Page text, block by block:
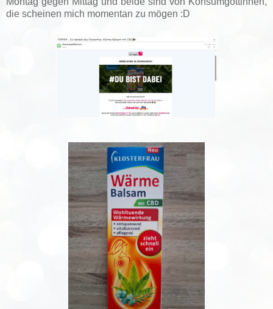
die scheinen mich momentan zu mögen :D